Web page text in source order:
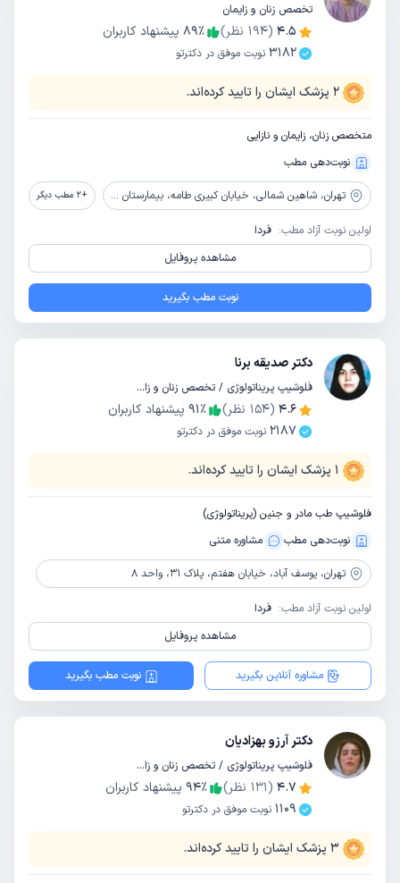
تخصص زنان و زایمان
4.5
(
194 نظر) 89٪
پیشنهاد کاربران
3182 نوبت موفق در دکترتو
2 پزشک ایشان را تایید کرده‌اند.
متخصص زنان، زایمان و نازایی
نوبت‌دهی مطب
تهران، شاهین شمالی، خیابان کبیری طامه، بیمارستان عرفان نیایش، طبقه دوم، کلینیک زنان +
2 مطب دیگر
اولین نوبت آزاد مطب: فردا
مشاهده پروفایل
نوبت مطب بگیرید
دکتر صدیقه برنا
فلوشیپ پریناتولوژی / تخصص زنان و زایمان
4.6
(
154 نظر) 91٪
پیشنهاد کاربران
2187 نوبت موفق در دکترتو
1 پزشک ایشان را تایید کرده‌اند.
فلوشیپ طب مادر و جنین (پریناتولوژی)
نوبت‌دهی مطب
مشاوره‌ متنی
تهران، یوسف آباد، خیابان هفتم، پلاک 31، واحد 8
اولین نوبت آزاد مطب: فردا
مشاهده پروفایل
مشاوره آنلاین بگیرید نوبت مطب بگیرید
دکتر آرزو بهزادیان
فلوشیپ پریناتولوژی / تخصص زنان و زایمان
4.7
(
131 نظر) 94٪
پیشنهاد کاربران
1109 نوبت موفق در دکترتو
3 پزشک ایشان را تایید کرده‌اند.